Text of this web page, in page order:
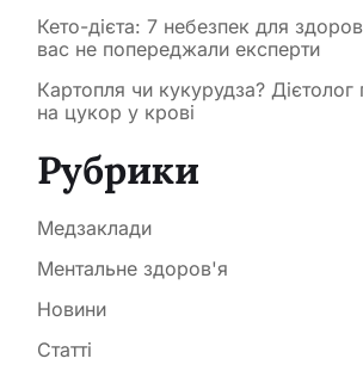
Кето-дієта: 7 небезпек для
вас не попереджали експерти
Картопля чи кукурудза? Дієтолог
на цукор у крові
Рубрики
Медзаклади
Ментальне здоров'я
Новини
Статті